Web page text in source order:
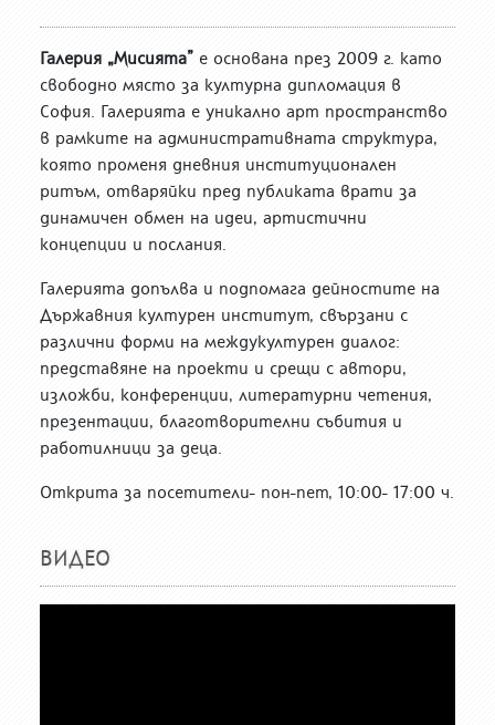
Галерия „Мисията” е основана през 2009 г. като
свободно място за културна дипломация в
София. Галерията е уникално арт пространство
в рамките на административната структура,
която променя дневния институционален
ритъм, отваряйки пред публиката врати за
динамичен обмен на идеи, артистични
концепции и послания.
Галерията допълва и подпомага дейностите на
Държавния културен институт, свързани с
различни форми на междукултурен диалог:
представяне на проекти и срещи с автори,
изложби, конференции, литературни четения,
презентации, благотворителни събития и
работилници за деца.
Открита за посетители- пон-пет, 10:00- 17:00 ч.
ВИДЕО